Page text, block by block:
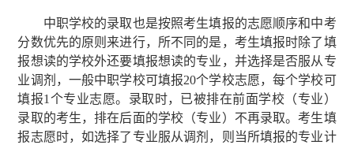
中职学校的录取也是按照考生填报的志愿顺序和中考
分数优先的原则来进行，所不同的是，考生填报时除了填
报想读的学校外还要填报想读的专业，并选择是否服从专
业调剂，一般中职学校可填报20个学校志愿，每个学校可
填报1个专业志愿。录取时，已被排在前面学校（专业）
录取的考生，排在后面的学校（专业）不再录取。考生填
报志愿时，如选择了专业服从调剂，则当所填报的专业计